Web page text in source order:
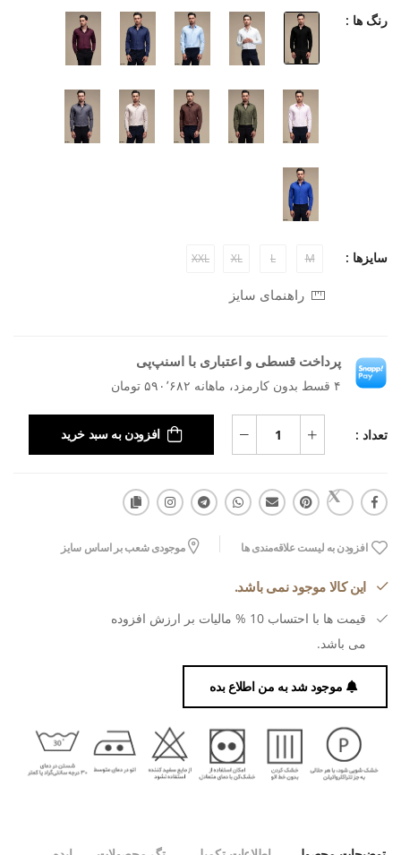
رنگ ها :
سایزها : M
L
XL
XXL
راهنمای سایز
پرداخت قسطی و اعتباری با اسنپ‌پی
۴ قسط بدون کارمزد، ماهانه ۵۹۰٬۶۸۲ تومان
تعداد : افزودن به سبد خرید
افزودن به لیست علاقه‌مندی ها موجودی شعب بر اساس سایز
این کالا موجود نمی باشد.
قیمت ها با احتساب 10 % مالیات بر ارزش افزوده
می باشد.
موجود شد به من اطلاع بده